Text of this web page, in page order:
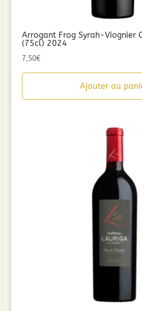
Arrogant Frog Syrah-Viognier
(75cl) 2024
7,50€
Ajouter au